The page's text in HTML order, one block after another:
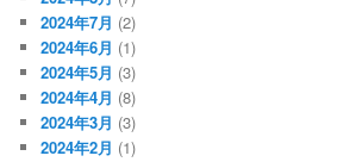
2024年7月 (2)
2024年6月 (1)
2024年5月 (3)
2024年4月 (8)
2024年3月 (3)
2024年2月 (1)